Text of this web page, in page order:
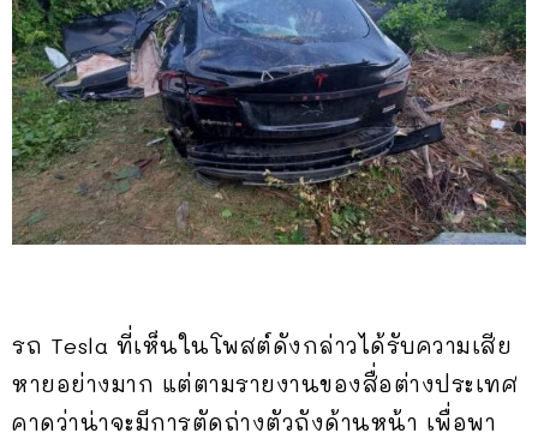
รถ Tesla ที่เห็นในโพสต์ดังกล่าวได้รับความเสีย
หายอย่างมาก แต่ตามรายงานของสื่อต่างประเทศ
คาดว่าน่าจะมีการตัดถ่างตัวถังด้านหน้า เพื่อพา